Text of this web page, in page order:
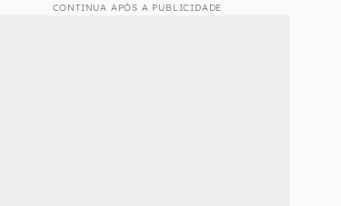
CONTINUA APÓS A PUBLICIDADE